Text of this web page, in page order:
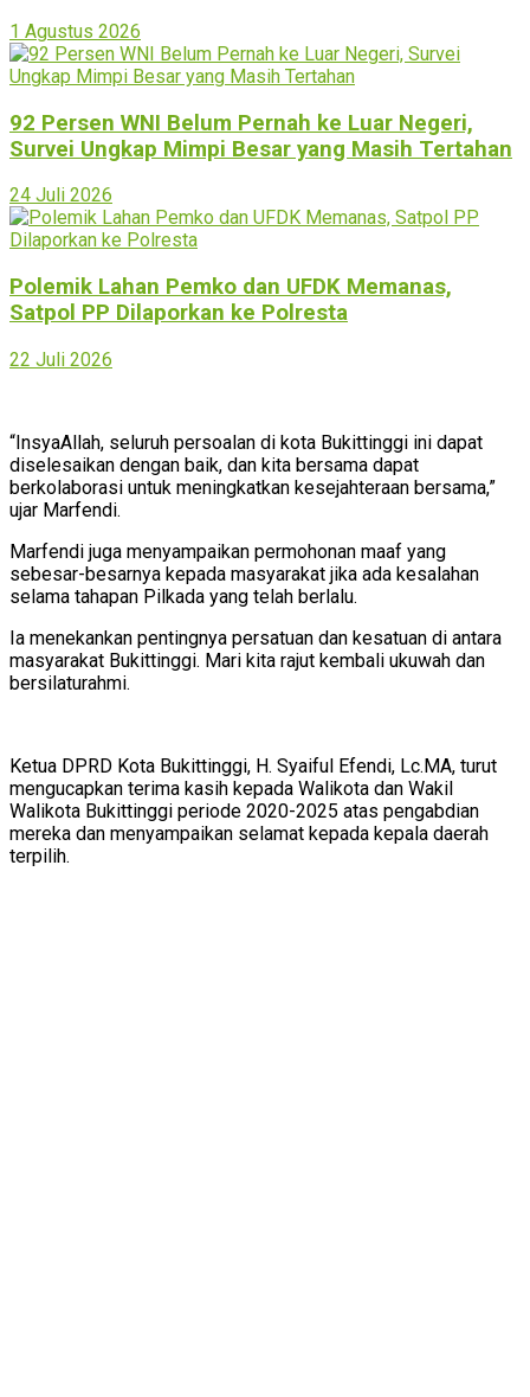
1 Agustus 2026
92 Persen WNI Belum Pernah ke Luar Negeri,
Survei Ungkap Mimpi Besar yang Masih Tertahan
24 Juli 2026
Polemik Lahan Pemko dan UFDK Memanas,
Satpol PP Dilaporkan ke Polresta
22 Juli 2026
“InsyaAllah, seluruh persoalan di kota Bukittinggi ini dapat
diselesaikan dengan baik, dan kita bersama dapat
berkolaborasi untuk meningkatkan kesejahteraan bersama,”
ujar Marfendi.
Marfendi juga menyampaikan permohonan maaf yang
sebesar-besarnya kepada masyarakat jika ada kesalahan
selama tahapan Pilkada yang telah berlalu.
Ia menekankan pentingnya persatuan dan kesatuan di antara
masyarakat Bukittinggi. Mari kita rajut kembali ukuwah dan
bersilaturahmi.
Ketua DPRD Kota Bukittinggi, H. Syaiful Efendi, Lc.MA, turut
mengucapkan terima kasih kepada Walikota dan Wakil
Walikota Bukittinggi periode 2020-2025 atas pengabdian
mereka dan menyampaikan selamat kepada kepala daerah
terpilih.